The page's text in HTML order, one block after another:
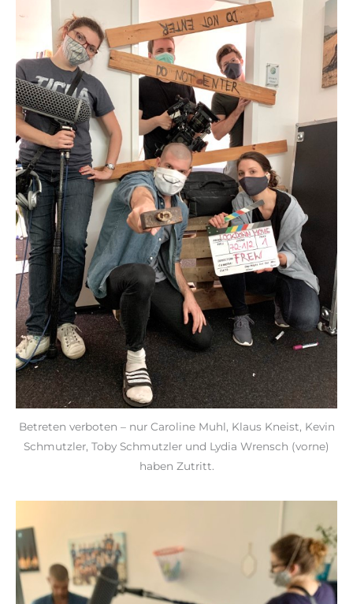
Betreten verboten – nur Caroline Muhl, Klaus Kneist, Kevin
Schmutzler, Toby Schmutzler und Lydia Wrensch (vorne)
haben Zutritt.